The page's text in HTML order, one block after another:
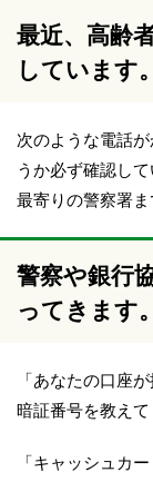
最近、高齢
しています。
次のような電話
うか必ず確認し
最寄りの警察署ま
警察や銀行
ってきます。
「あなたの口座
暗証番号を教えて
「キャッシュカ